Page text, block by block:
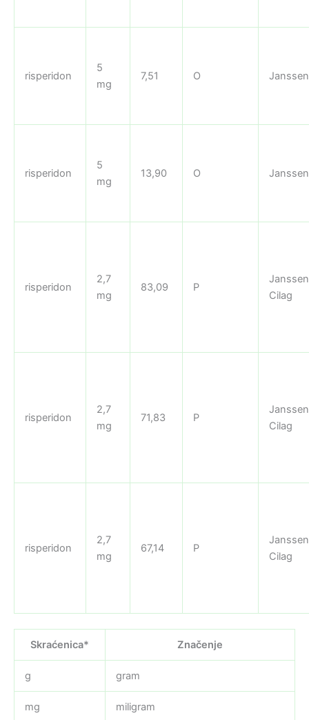
risperidon
5
mg
7,51 O Janssen
risperidon
5
mg
13,90 O Janssen
risperidon
2,7
mg
83,09 P
Janssen
Cilag
risperidon
2,7
mg
71,83 P
Janssen
Cilag
risperidon
2,7
mg
67,14 P
Janssen
Cilag
Skraćenica* Značenje
g gram
mg miligram